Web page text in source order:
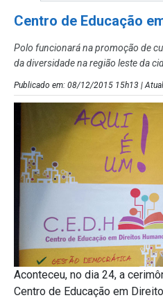
Centro de Educação
Polo funcionará na promoção de
da diversidade na região leste da
Publicado em: 08/12/2015 15h13 |
Aconteceu, no dia 24, a
Centro de Educação em